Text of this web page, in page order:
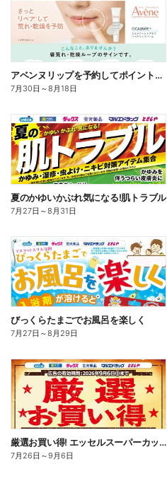
アベンヌリップを予約してポイントゲット!
7月30日 ～8月18日
夏のかゆいかぶれ気になる!肌トラブル
7月27日 ～8月31日
びっくらたまごでお風呂を楽しく
7月27日 ～8月29日
厳選お買い得! エッセルスーパーカップ
7月26日 ～9月6日